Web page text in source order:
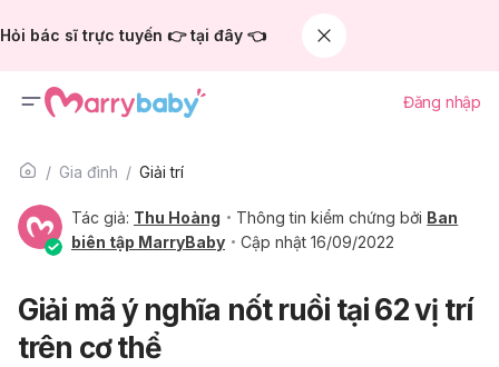
Hỏi bác sĩ trực tuyến 👉 tại đây 👈
Đăng nhập
Gia đình Giải trí
Tác giả: Thu Hoàng Thông tin kiểm chứng bởi Ban
biên tập MarryBaby
Cập nhật 16/09/2022
Giải mã ý nghĩa nốt ruồi tại 62 vị trí
trên cơ thể